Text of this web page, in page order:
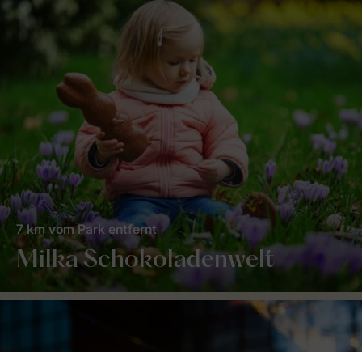
Milka Schokoladenwelt
7 km vom Park entfernt